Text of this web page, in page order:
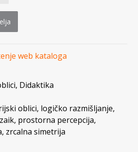
web kataloga
, Didaktika
oblici, logičko razmišljanje,
, prostorna percepcija,
, zrcalna simetrija